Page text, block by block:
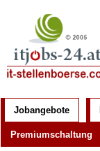
Jobangebote
Premiumschaltung